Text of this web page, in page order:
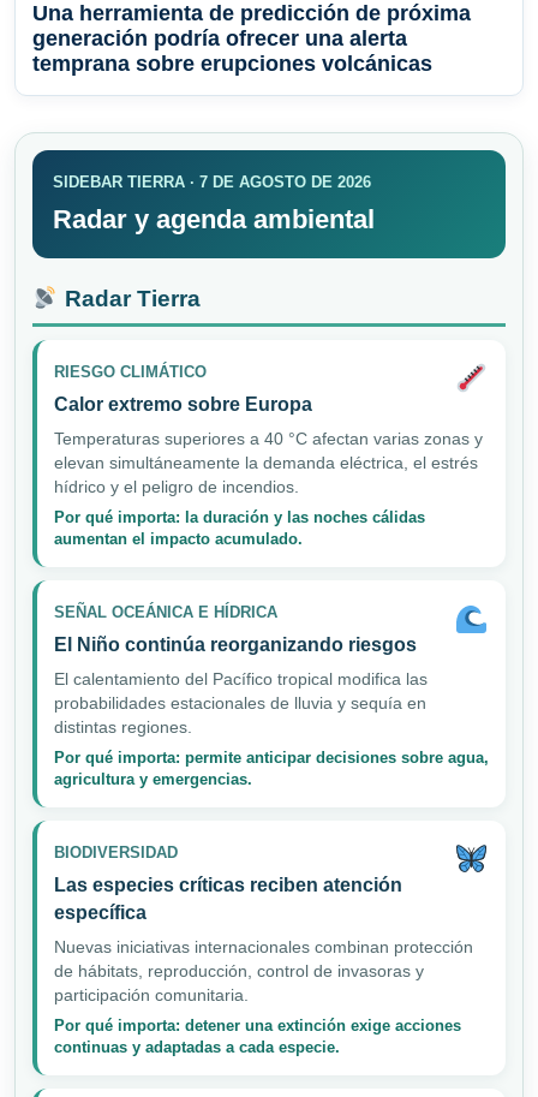
Una herramienta de predicción de próxima
generación podría ofrecer una alerta
temprana sobre erupciones volcánicas
SIDEBAR TIERRA · 7 DE AGOSTO DE 2026
Radar y agenda ambiental
Radar Tierra
RIESGO CLIMÁTICO
Calor extremo sobre Europa
Temperaturas superiores a 40 °C afectan varias zonas y
elevan simultáneamente la demanda eléctrica, el estrés
hídrico y el peligro de incendios.
Por qué importa: la duración y las noches cálidas
aumentan el impacto acumulado.
SEÑAL OCEÁNICA E HÍDRICA
El Niño continúa reorganizando riesgos
El calentamiento del Pacífico tropical modifica las
probabilidades estacionales de lluvia y sequía en
distintas regiones.
Por qué importa: permite anticipar decisiones sobre agua,
agricultura y emergencias.
BIODIVERSIDAD
Las especies críticas reciben atención
específica
Nuevas iniciativas internacionales combinan protección
de hábitats, reproducción, control de invasoras y
participación comunitaria.
Por qué importa: detener una extinción exige acciones
continuas y adaptadas a cada especie.